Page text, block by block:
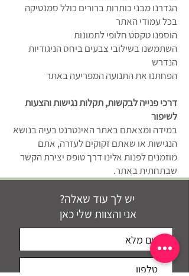
הגדרנו מבני כותרות ברורים כולל סמנטיקה
בכל עמודי האתר
הוספנו טקסט חלופי לתמונות
השתמשנו בשילובי צבעים ביחס הניגודיות
הנדרש
הפחתנו את התנועה המפריעה באתר
דרכי פנייה לבקשות, תקלות נגישות והצעות
לשיפור
במידה ומצאתם באתר האינטרנט בעיה בנושא
הנגישות או שאתם זקוקים לעזרה, אתם
מוזמנים לפנות אלינו דרך טופס יצירת הקשר
שבתחתית באתר.
יש לך עוד שאלה?
אני והצוות שלי כאן